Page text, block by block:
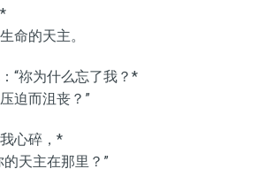
命的天主。
“祢为什么忘了我？*
迫而沮丧？”
心碎，*
天主在那里？”